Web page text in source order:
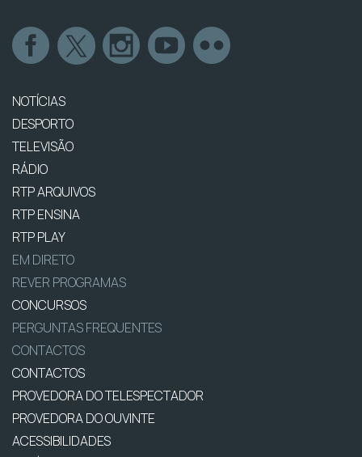
NOTÍCIAS
DESPORTO
TELEVISÃO
RÁDIO
RTP ARQUIVOS
RTP ENSINA
RTP PLAY
EM DIRETO
REVER PROGRAMAS
CONCURSOS
PERGUNTAS FREQUENTES
CONTACTOS
CONTACTOS
PROVEDORA DO TELESPECTADOR
PROVEDORA DO OUVINTE
ACESSIBILIDADES